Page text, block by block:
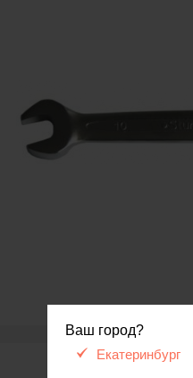
Ваш город?
Екатеринбург